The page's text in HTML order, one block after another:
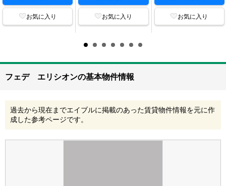
お気に入り お気に入り お気に入り
フェデ エリシオンの基本物件情報
過去から現在までエイブルに掲載のあった賃貸物件情報を元に作
成した参考ページです。